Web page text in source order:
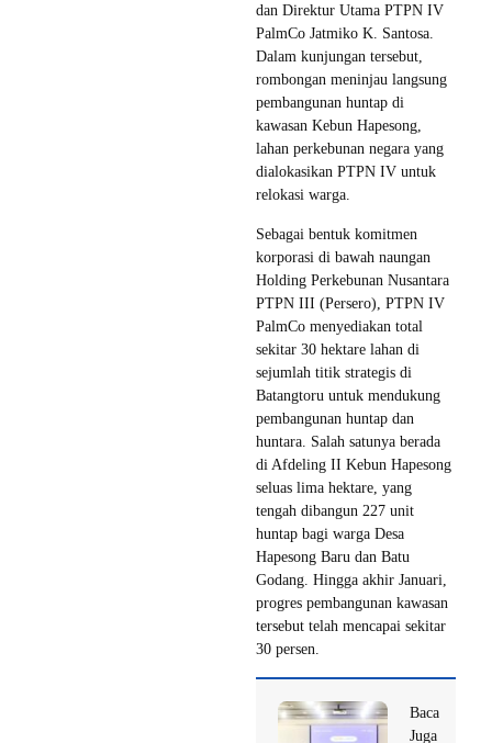
dan Direktur Utama PTPN IV
PalmCo Jatmiko K. Santosa.
Dalam kunjungan tersebut,
rombongan meninjau langsung
pembangunan huntap di
kawasan Kebun Hapesong,
lahan perkebunan negara yang
dialokasikan PTPN IV untuk
relokasi warga.
Sebagai bentuk komitmen
korporasi di bawah naungan
Holding Perkebunan Nusantara
PTPN III (Persero), PTPN IV
PalmCo menyediakan total
sekitar 30 hektare lahan di
sejumlah titik strategis di
Batangtoru untuk mendukung
pembangunan huntap dan
huntara. Salah satunya berada
di Afdeling II Kebun Hapesong
seluas lima hektare, yang
tengah dibangun 227 unit
huntap bagi warga Desa
Hapesong Baru dan Batu
Godang. Hingga akhir Januari,
progres pembangunan kawasan
tersebut telah mencapai sekitar
30 persen.
Baca
Juga